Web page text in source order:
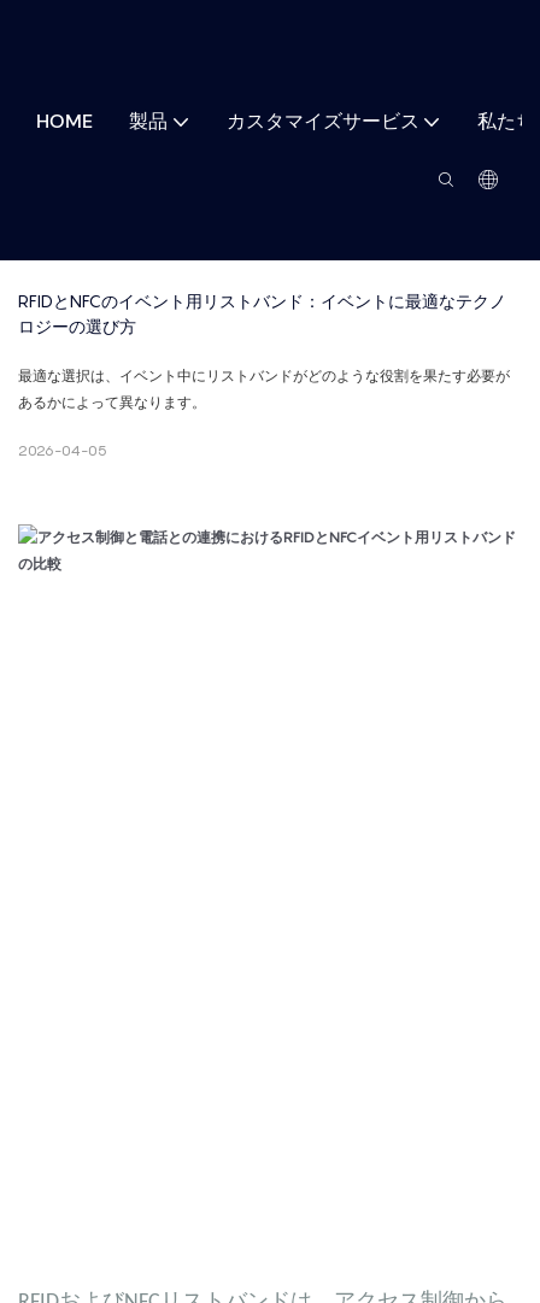
HOME 製品 カスタマイズサービス 私た
RFIDとNFCのイベント用リストバンド：イベントに最適なテクノ
ロジーの選び方
最適な選択は、イベント中にリストバンドがどのような役割を果たす必要が
あるかによって異なります。
2026-04-05